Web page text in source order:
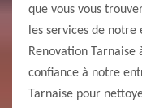
que vous vous
les services de
Renovation
confiance à notre
Tarnaise pour